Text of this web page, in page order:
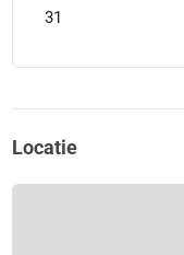
31
Locatie